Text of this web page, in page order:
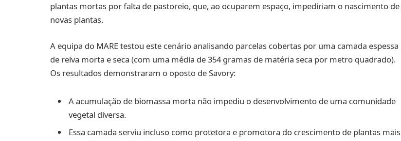
plantas mortas por falta de pastoreio, que, ao ocuparem espaço, impediriam o nascimento de
novas plantas.
A equipa do MARE testou este cenário analisando parcelas cobertas por uma camada espessa
de relva morta e seca (com uma média de 354 gramas de matéria seca por metro quadrado).
Os resultados demonstraram o oposto de Savory:
A acumulação de biomassa morta não impediu o desenvolvimento de uma comunidade
vegetal diversa.
Essa camada serviu incluso como protetora e promotora do crescimento de plantas mais